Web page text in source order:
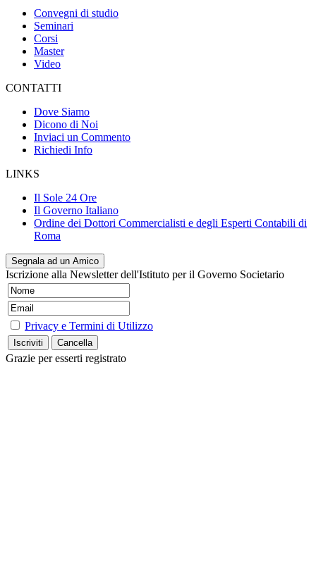
Convegni di studio
Seminari
Corsi
Master
Video
CONTATTI
Dove Siamo
Dicono di Noi
Inviaci un Commento
Richiedi Info
LINKS
Il Sole 24 Ore
Il Governo Italiano
Ordine dei Dottori Commercialisti e degli Esperti Contabili di
Roma
Segnala ad un Amico
Iscrizione alla Newsletter dell'Istituto per il Governo Societario
Privacy e Termini di Utilizzo
Grazie per esserti registrato